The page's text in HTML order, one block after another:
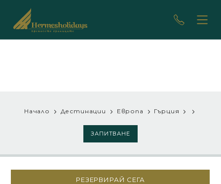
Начало Дестинации Европа Гърция
ЗАПИТВАНЕ
РЕЗЕРВИРАЙ СЕГА